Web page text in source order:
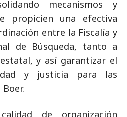
mecanismos y
propicien una efectiva
entre la Fiscalía y
de Búsqueda, tanto a
y así garantizar el
y justicia para las
de organización